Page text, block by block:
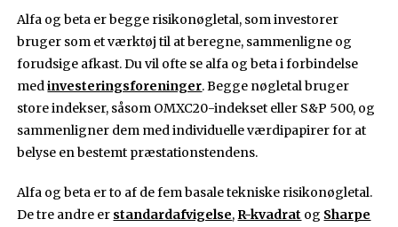
Alfa og beta er begge risikonøgletal, som investorer
bruger som et værktøj til at beregne, sammenligne og
forudsige afkast. Du vil ofte se alfa og beta i forbindelse
medinvesteringsforeninger. Begge nøgletal bruger
store indekser, såsom OMXC20-indekset eller S&P 500, og
sammenligner dem med individuelle værdipapirer for at
belyse en bestemt præstationstendens.
Alfa og beta er to af de fem basale tekniske risikonøgletal.
De tre andre er standardafvigelse, R-kvadrat og Sharpe